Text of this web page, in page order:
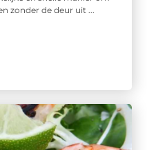
zonder de deur uit ...